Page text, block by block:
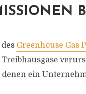
Greenhouse Gas
ein